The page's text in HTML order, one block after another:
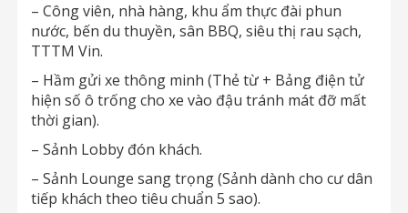
– Công viên, nhà hàng, khu ẩm thực đài phun
nước, bến du thuyền, sân BBQ, siêu thị rau sạch,
TTTM Vin.
– Hầm gửi xe thông minh (Thẻ từ + Bảng điện tử
hiện số ô trống cho xe vào đậu tránh mát đỡ mất
thời gian).
– Sảnh Lobby đón khách.
– Sảnh Lounge sang trọng (Sảnh dành cho cư dân
tiếp khách theo tiêu chuẩn 5 sao).